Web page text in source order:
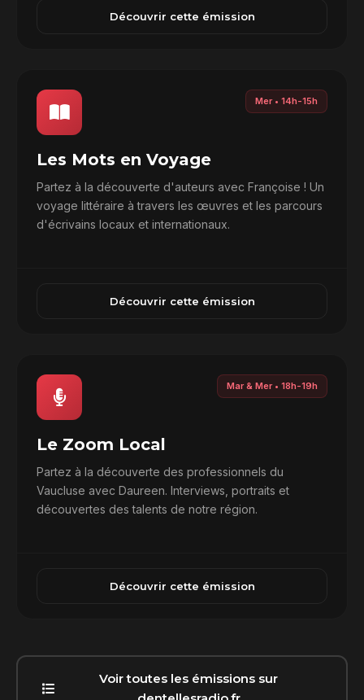
Découvrir cette émission
Mer • 14h-15h
Les Mots en Voyage
Partez à la découverte d'auteurs avec Françoise ! Un
voyage littéraire à travers les œuvres et les parcours
d'écrivains locaux et internationaux.
Découvrir cette émission
Mar & Mer • 18h-19h
Le Zoom Local
Partez à la découverte des professionnels du
Vaucluse avec Daureen. Interviews, portraits et
découvertes des talents de notre région.
Découvrir cette émission
Voir toutes les émissions sur